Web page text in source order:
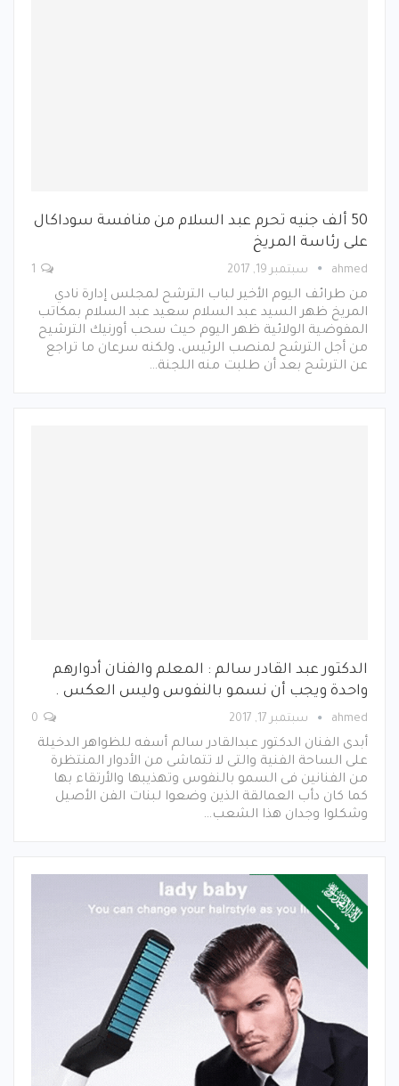
50 ألف جنيه تحرم عبد السلام من منافسة سوداكال
على رئاسة المريخ
ahmed سبتمبر 19, 2017
من طرائف اليوم الأخير لباب الترشح لمجلس إدارة نادي
المريخ ظهر السيد عبد السلام سعيد عبد السلام بمكاتب
المفوضية الولائية ظهر اليوم حيث سحب أورنيك الترشيح
من أجل الترشح لمنصب الرئيس، ولكنه سرعان ما تراجع
عن الترشح بعد أن طلبت منه اللجنة…
الدكتور عبد القادر سالم : المعلم والفنان أدوارهم
واحدة ويجب أن نسمو بالنفوس وليس العكس .
ahmed سبتمبر 17, 2017
أبدى الفنان الدكتور عبدالقادر سالم أسفه للظواهر الدخيلة
على الساحة الفنية والتى لا تتماشى من الأدوار المنتظرة
من الفنانين فى السمو بالنفوس وتهذيبها والأرتقاء بها
كما كان دأب العمالقة الذين وضعوا لبنات الفن الأصيل
وشكلوا وجدان هذا الشعب…